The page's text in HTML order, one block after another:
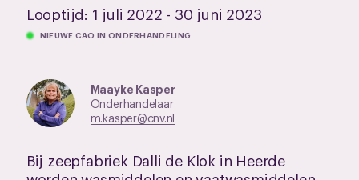
Looptijd: 1 juli 2022 - 30 juni 2023
NIEUWE CAO IN ONDERHANDELING
Maayke Kasper
Onderhandelaar
m.kasper@cnv.nl
Bij zeepfabriek Dalli de Klok in Heerde